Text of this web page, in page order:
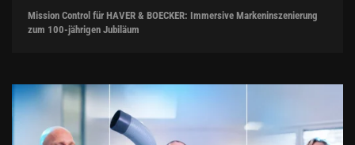
Mission Control für HAVER & BOECKER: Immersive Markeninszenierung
zum 100-jährigen Jubiläum